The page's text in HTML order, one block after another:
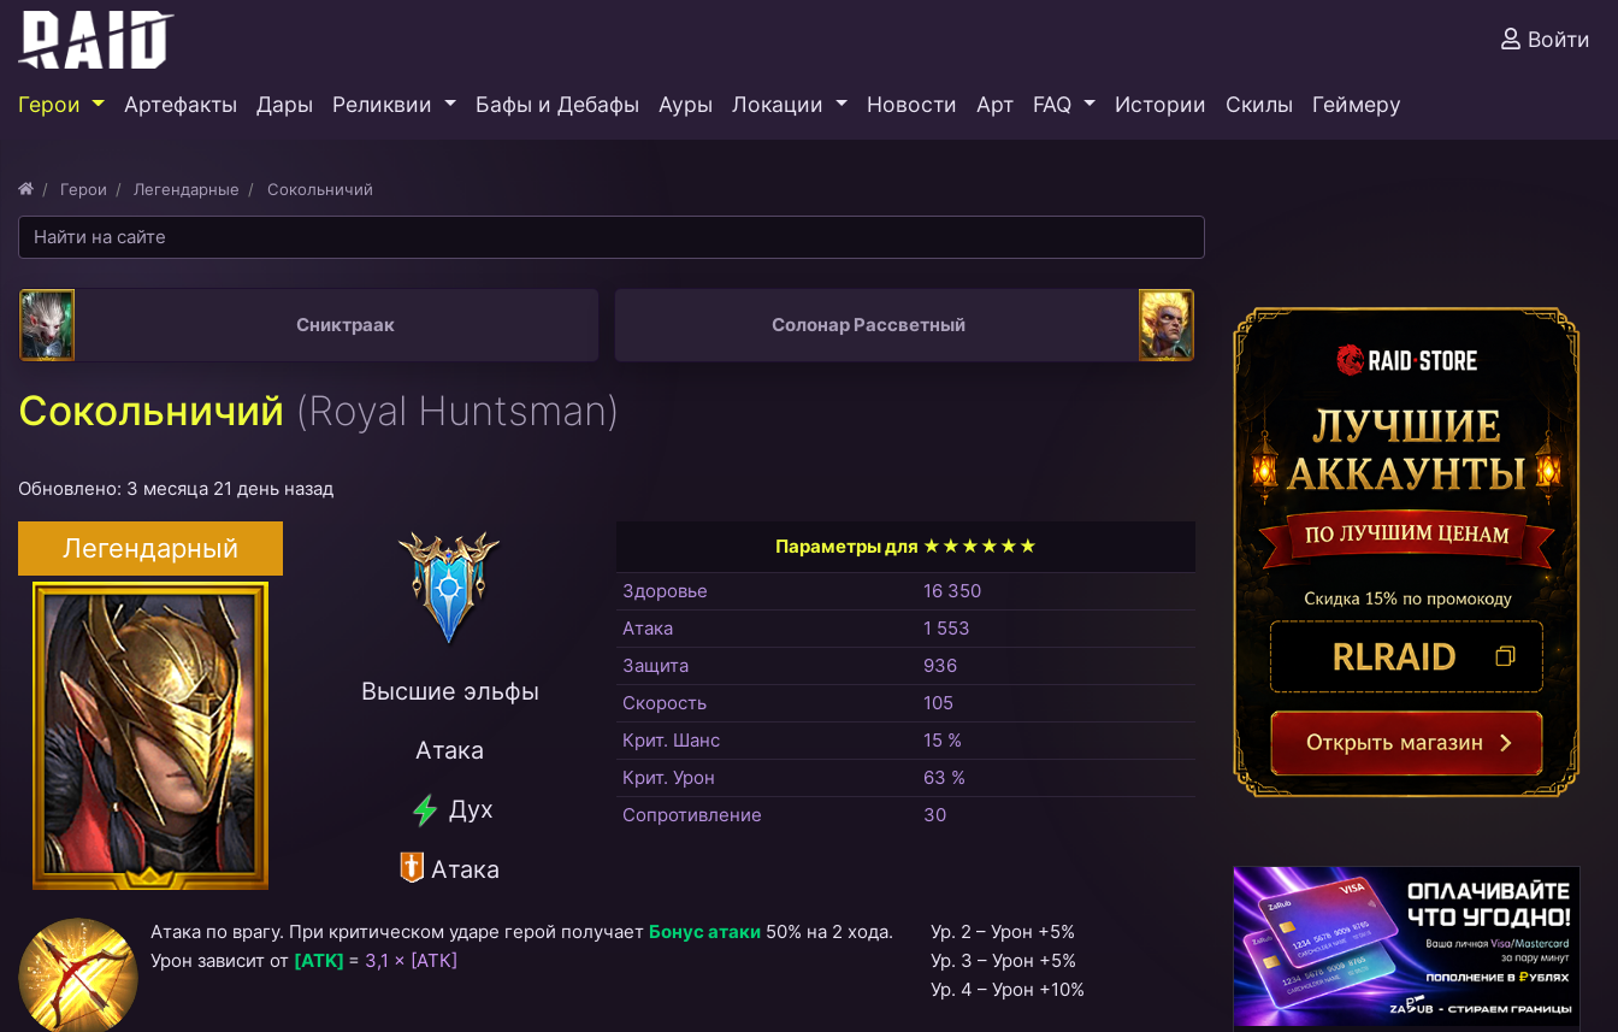
Войти
Герои Артефакты Дары Реликвии Бафы и Дебафы Ауры Локации Новости Арт FAQ Истории Скилы Геймеру
Герои Легендарные Сокольничий
Сниктраак Солонар Рассветный
Сокольничий (Royal Huntsman)
Обновлено: 3 месяца 21 день назад
Легендарный
Высшие эльфы
Атака
Дух
Атака
Параметры для ★★★★★★
Здоровье
16 350
Атака
1 553
Защита
936
Скорость
105
Крит. Шанс
15 %
Крит. Урон
63 %
Сопротивление
30
Атака по врагу. При критическом ударе герой получает Бонус атаки 50% на 2 хода.
Урон зависит от [ATK] = 3,1 × [АТК]
Ур. 2 – Урон +5%
Ур. 3 – Урон +5%
Ур. 4 – Урон +10%